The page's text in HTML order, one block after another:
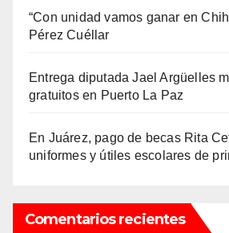
“Con unidad vamos ganar en
Pérez Cuéllar
Entrega diputada Jael Argüelles
gratuitos en Puerto La Paz
En Juárez, pago de becas Rita
uniformes y útiles escolares de
Comentarios recientes